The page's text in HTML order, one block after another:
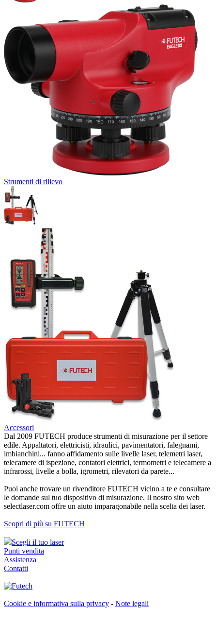
Strumenti di rilievo
Accessori
Dal 2009 FUTECH produce strumenti di misurazione per il settore
edile. Appaltatori, elettricisti, idraulici, pavimentatori, falegnami,
imbianchini... fanno affidamento sulle livelle laser, telemetri laser,
telecamere di ispezione, contatori elettrici, termometri e telecamere a
infrarossi, livelle a bolla, igrometri, rilevatori da parete...
Puoi anche trovare un rivenditore FUTECH vicino a te e consultare
le domande sul tuo dispositivo di misurazione. Il nostro sito web
selectlaser.com offre un aiuto imparagonabile nella scelta dei laser.
Scopri di più su FUTECH
Scegli il tuo laser
Punti vendita
Assistenza
Contatti
Cookie e informativa sulla privacy - Note legali